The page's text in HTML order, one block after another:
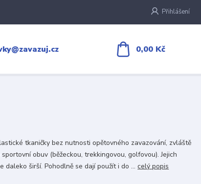
Přihlášení
0,00 Kč
tkaničky bez nutnosti opětovného zavazování, zvláště
obuv (běžeckou, trekkingovou, golfovou). Jejich
daleko širší. Pohodlně se dají použít i do ...celý popis